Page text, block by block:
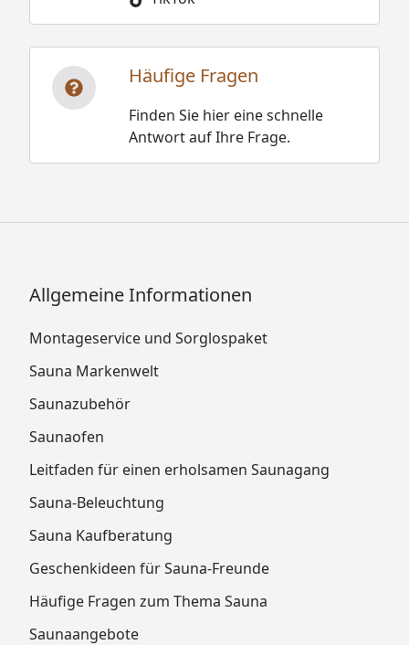
Häufige Fragen
Finden Sie hier eine schnelle
Antwort auf Ihre Frage.
Allgemeine Informationen
Montageservice und Sorglospaket
Sauna Markenwelt
Saunazubehör
Saunaofen
Leitfaden für einen erholsamen Saunagang
Sauna-Beleuchtung
Sauna Kaufberatung
Geschenkideen für Sauna-Freunde
Häufige Fragen zum Thema Sauna
Saunaangebote